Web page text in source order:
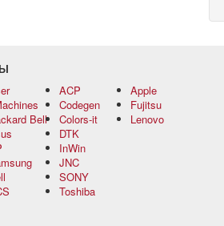
Bell
ACP
Codegen
Colors-it
DTK
InWin
JNC
SONY
Toshiba
Apple
Fujitsu
Lenovo